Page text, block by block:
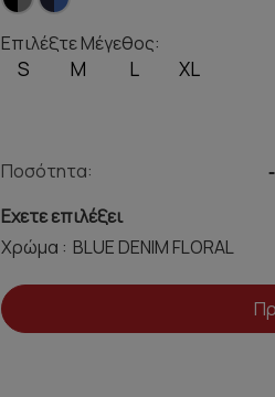
Επιλέξτε Μέγεθος:
S M L XL
Ποσότητα: -
Εχετε επιλέξει
Χρώμα :